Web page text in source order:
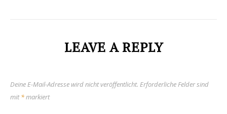
LEAVE A REPLY
Deine E-Mail-Adresse wird nicht veröffentlicht. Erforderliche Felder sind
mit*markiert